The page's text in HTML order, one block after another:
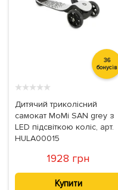
36
бонусів
★★★★★
Дитячий триколісний
самокат MoMi SAN grey з
LED підсвіткою коліс, арт.
HULA00015
1928 грн
Купити